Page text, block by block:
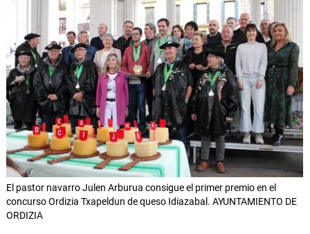
El pastor navarro Julen Arburua consigue el primer premio en el
concurso Ordizia Txapeldun de queso Idiazabal. AYUNTAMIENTO DE
ORDIZIA